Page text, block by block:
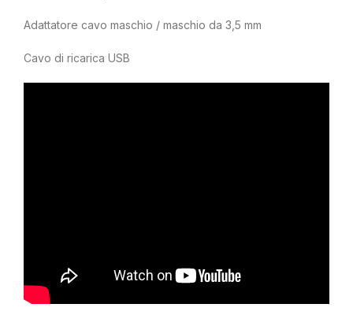
Adattatore cavo maschio / maschio da 3,5 mm
Cavo di ricarica USB